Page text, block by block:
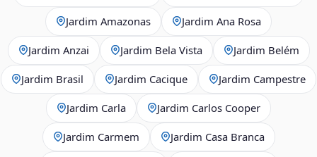
Jardim Amazonas Jardim Ana Rosa
Jardim Anzai Jardim Bela Vista Jardim Belém
Jardim Brasil Jardim Cacique Jardim Campestre
Jardim Carla Jardim Carlos Cooper
Jardim Carmem Jardim Casa Branca